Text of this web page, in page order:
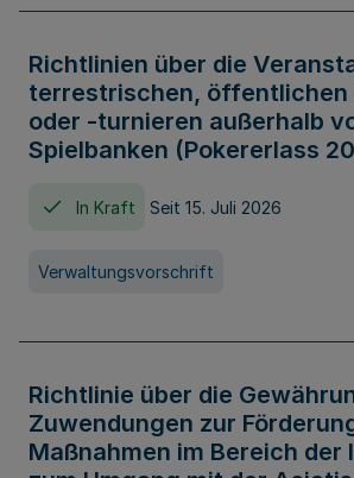
Richtlinien über die
terrestrischen, öffentlichen
oder -turnieren außerhalb
Spielbanken (Pokererlass
In Kraft Seit 15. Juli 2026
Verwaltungsvorschrift
Richtlinie über die
Zuwendungen zur
Maßnahmen im Bereich